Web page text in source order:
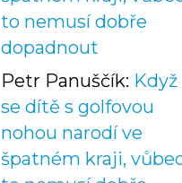
to nemusí dobře
dopadnout
Petr Panuščík: Když
se dítě s golfovou
nohou narodí ve
špatném kraji,